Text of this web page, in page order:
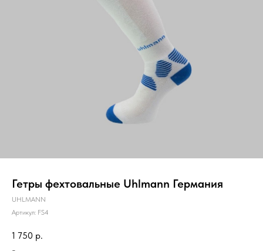
Гетры фехтовальные Uhlmann Германия
UHLMANN
Артикул: FS4
1 750 р.